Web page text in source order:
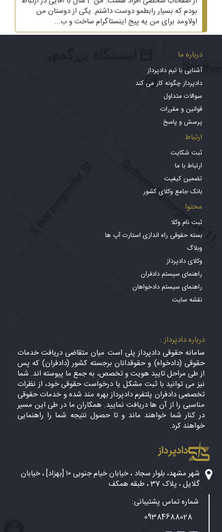
بودم که بسیار رابطمو دوست داشتم. یکی از دوستان من
اولاومد برای من یه پیج اینستاگرام ساخت و ب...
درباره ما
آشنایی با تیم دادپرداز
دادپرداز چگونه کار می کند
سوالات متداول
قوانین و مقررات
پرسش و پاسخ
ارتباط
ثبت شکایت
ارتباط با ما
تضمین کیفیت
بانک جامع وکلای کشور
محتوا
ثبت نام وکلا
بسته حقوقی راه اندازی استارت آپ ها
وبلاگ
وکلای دادپرداز
راهنمای سیستم دادفران
راهنمای سیستم دادخواهان
نقشه سایت
درباره دادپرداز :
سامانه حقوقی دادپرداز پلی است میان متقاضی دریافت خدمات
حقوقی (دادخواه) و حقوقدانان برجسته کشور (دادفران) که پس
از طی مراحل تایید هویت و تخصص، به جمع ما پیوسته اند. شما
نیز می توانید با ثبت مشکل یا درخواست حقوقی خود، از نظرات
تخصصی دادفران پلتفرم دادپرداز بهره مند شده و خدمات حقوقی
مناسبی را از آن ها دریافت نمایید. همکاران ما در طی این مسیر
در کنار شما خواهند ماند و تا حصول نتیجه شما را راهنمایی
خواهند کرد.
دادپرداز
شهر مشهد، بلوار سجاد ، خیابان خیام جنوبی ۱۰ [بهزاد] ، خیابان
گلایل ، پلاک 37 ، طبقه همکف
شماره تماس پشتیبانی:
09384688028